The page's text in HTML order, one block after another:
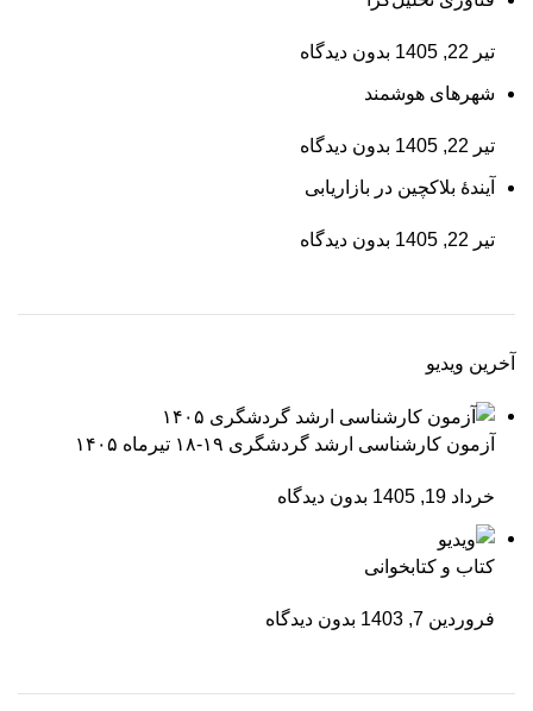
تیر 22, 1405 بدون دیدگاه
شهرهای هوشمند
تیر 22, 1405 بدون دیدگاه
آیندۀ بلاکچین در بازاریابی
تیر 22, 1405 بدون دیدگاه
آخرین ویدیو
آزمون کارشناسی ارشد گردشگری ۱۹-۱۸ تیرماه ۱۴۰۵
خرداد 19, 1405 بدون دیدگاه
کتاب و کتابخوانی
فروردین 7, 1403 بدون دیدگاه